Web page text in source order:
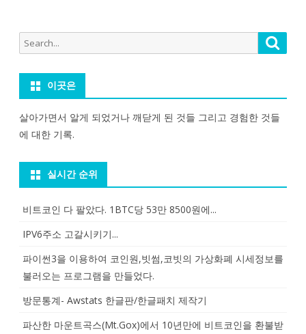
Search
for:
이곳은
살아가면서 알게 되었거나 깨닫게 된 것들 그리고 경험한 것들
에 대한 기록.
실시간 순위
비트코인 다 팔았다. 1BTC당 53만 8500원에...
IPV6주소 고갈시키기...
파이썬3을 이용하여 코인원,빗썸,코빗의 가상화폐 시세정보를
불러오는 프로그램을 만들었다.
방문통계- Awstats 한글판/한글패치 제작기
파산한 마운트곡스(Mt.Gox)에서 10년만에 비트코인을 환불받